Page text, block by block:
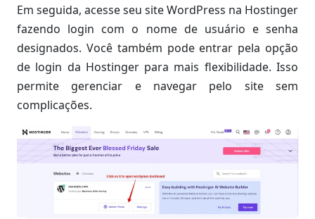
Em seguida, acesse seu site WordPress na Hostinger
fazendo login com o nome de usuário e senha
designados. Você também pode entrar pela opção
de login da Hostinger para mais flexibilidade. Isso
permite gerenciar e navegar pelo site sem
complicações.